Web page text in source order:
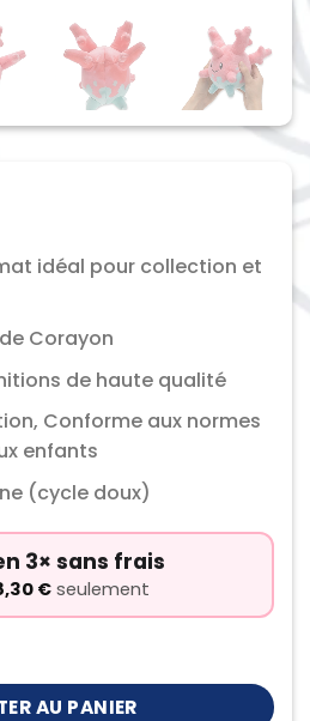
idéal pour collection et
Corayon
de haute qualité
Conforme aux normes
enfants
(cycle doux)
3× sans frais
€ seulement
AU PANIER